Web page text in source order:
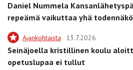
Daniel Nummela
repeämä vaikuttaa yhä
Ajankohtaista 13.7.2026
Seinäjoella kristillinen koulu
opetuslupaa ei tullut